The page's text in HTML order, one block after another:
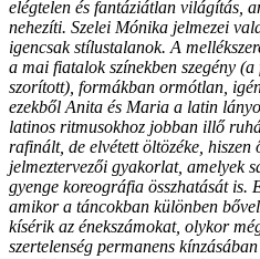
elégtelen és fantáziátlan világítás,
nehezíti. Szelei Mónika jelmezei
igencsak stílustalanok. A
a mai fiatalok színekben szegény
szorított), formákban ormótlan,
ezekből Anita és Maria a latin
latinos ritmusokhoz jobban illő
rafinált, de elvétett öltözéke,
jelmeztervezői gyakorlat, amelyek
gyenge koreográfia összhatását is.
amikor a táncokban különben
kísérik az énekszámokat, olykor
szertelenség permanens